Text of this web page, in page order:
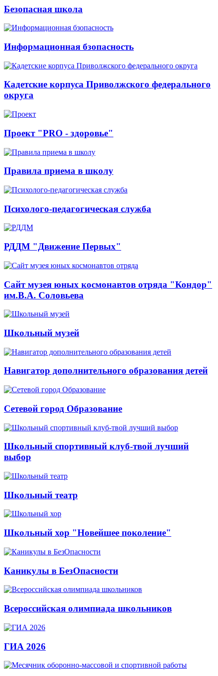
Безопасная школа
Информационная бзопасность
Кадетские корпуса Приволжского федерального
округа
Проект "PRO - здоровье"
Правила приема в школу
Психолого-педагогическая служба
РДДМ "Движение Первых"
Сайт музея юных космонавтов отряда "Кондор"
им.В.А. Соловьева
Школьный музей
Навигатор дополнительного образования детей
Сетевой город Образование
Школьный спортивный клуб-твой лучший
выбор
Школьный театр
Школьный хор "Новейшее поколение"
Каникулы в БезОпасности
Всероссийская олимпиада школьников
ГИА 2026